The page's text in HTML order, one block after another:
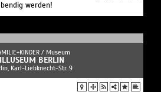
werden!
/ Museum
ILLUSEUM BERLIN
Karl-Liebknecht-Str. 9